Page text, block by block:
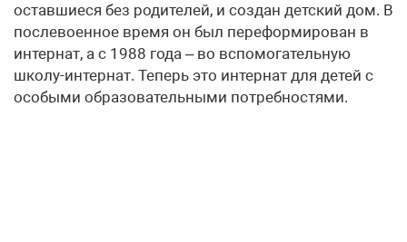
оставшиеся без родителей, и создан детский дом. В
послевоенное время он был переформирован в
интернат, а с 1988 года – во вспомогательную
школу-интернат. Теперь это интернат для детей с
особыми образовательными потребностями.